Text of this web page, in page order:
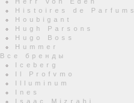
Histoires de Parfums
Houbigant
Hugh Parsons
Hugo Boss
Hummer
Все бренды
Iceberg
Il Profvmo
Illuminum
Ines
Isaac Mizrahi